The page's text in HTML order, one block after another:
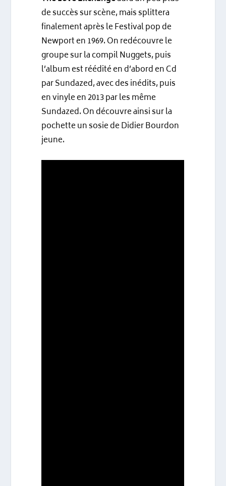
de succès sur scène, mais splittera
finalement après le Festival pop de
Newport en 1969. On redécouvre le
groupe sur la compil Nuggets, puis
l’album est réédité en d’abord en Cd
par Sundazed, avec des inédits, puis
en vinyle en 2013 par les même
Sundazed. On découvre ainsi sur la
pochette un sosie de Didier Bourdon
jeune.